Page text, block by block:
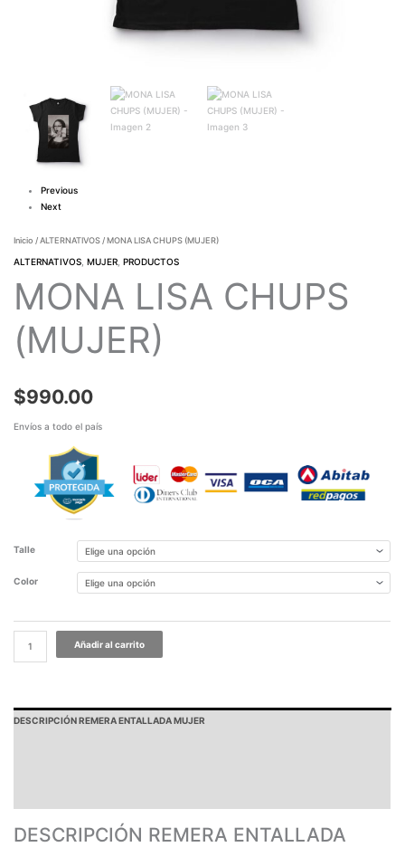
Previous
Next
Inicio /ALTERNATIVOS/ MONA LISA CHUPS (MUJER)
ALTERNATIVOS ,MUJER ,PRODUCTOS
MONA LISA CHUPS
(MUJER)
$990.00
Envíos a todo el país
Talle
Color
Añadir al carrito
DESCRIPCIÓN REMERA ENTALLADA MUJER
DESCRIPCIÓN REMERA ENTALLADA